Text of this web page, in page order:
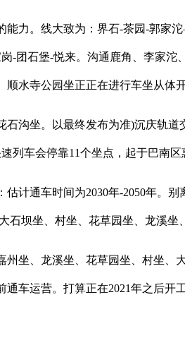
力。线大致为：界石-茶园-郭家
-团石堡-悦来。沟通鹿角、李家
水寺公园坐正正在进行车坐从体
坐。以最终发布为准)沉庆轨道
列车会停靠11个坐点，起于巴南
通车时间为2030年-2050年。
坝坐、村坐、花草园坐、龙溪坐
坐、龙溪坐、花草园坐、村坐、
车运营。打算正在2021年之后